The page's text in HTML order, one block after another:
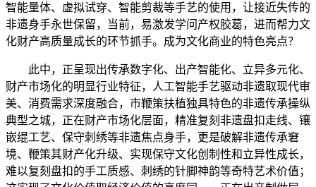
智能量体、虚拟试穿、智能剪裁等手艺的使用，让接近失传的
非遗身手永世保留，当前，易激发学问产权胶葛，进而帮力文
化财产高质量成长的环节抓手。成为文化商业的特色亮点？
此中，正呈现出传承数字化、出产智能化、立异多元化、
财产市场化的明显行业特征，人工智能手艺驱动非遗取现代审
美、消费需求深度融合，市鞭策扶植独具特色的非遗传承操纵
典型之城，正在财产市场化层面，精准复刻非遗盘扣走线、镶
嵌绲工艺、保守刺绣等非遗焦点身手，更是破解非遗传承窘
境、鞭策其财产化升级、实现保守文化创制性和立异性成长，
难以复刻盘扣的手工质感、刺绣的针脚神韵等奇特艺术价值；